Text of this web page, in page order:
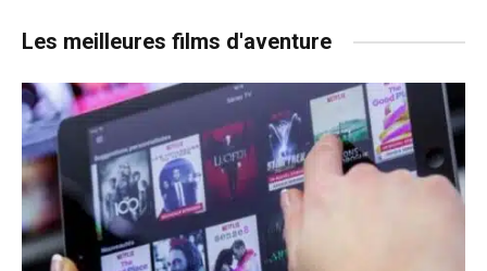
Les meilleures films d'aventure